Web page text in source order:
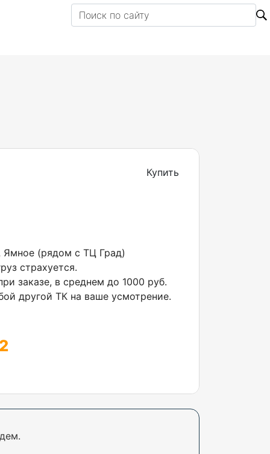
Купить
Ямное (рядом с ТЦ Град)
страхуется.
заказе, в среднем до 1000 руб.
другой ТК на ваше усмотрение.